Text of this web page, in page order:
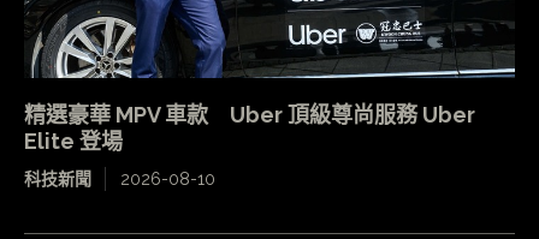
精選豪華 MPV 車款 Uber 頂級尊尚服務 Uber
Elite 登場
科技新聞 2026-08-10